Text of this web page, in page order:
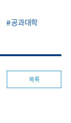
공과대학
목록